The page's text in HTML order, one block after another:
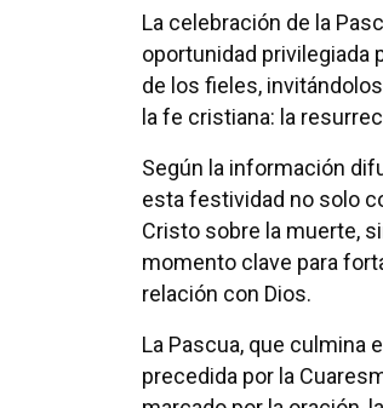
La celebración de la
oportunidad privilegiada
de los fieles,
la fe cristiana: la
Según la información
esta festividad no solo
Cristo sobre la muerte,
momento clave para
relación con Dios.
La Pascua, que culmina
precedida por la